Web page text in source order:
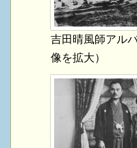
吉田晴風師アル
像を拡大）